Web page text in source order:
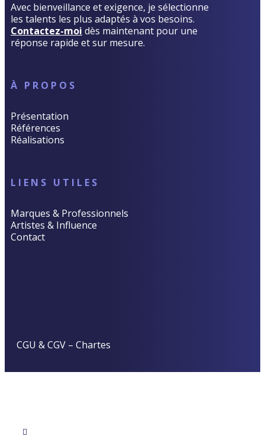
Avec bienveillance et exigence, je sélectionne
les talents les plus adaptés à vos besoins.
Contactez-moi dès maintenant pour une
réponse rapide et sur mesure.
À PROPOS
Présentation
Références
Réalisations
LIENS UTILES
Marques & Professionnels
Artistes & Influence
Contact
CGU & CGV – Chartes